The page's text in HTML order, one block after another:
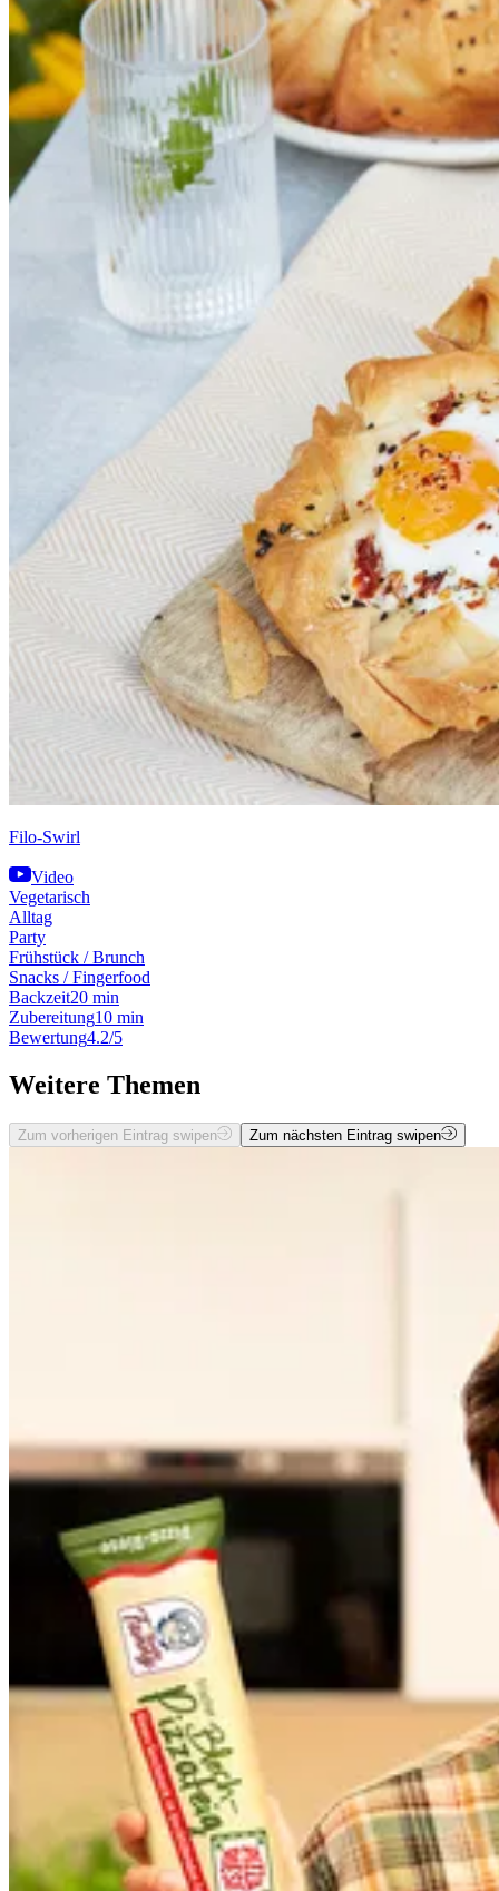
Filo-Swirl
Video
Vegetarisch
Alltag
Party
Frühstück / Brunch
Snacks / Fingerfood
Backzeit20 min
Zubereitung10 min
Bewertung4.2/5
Weitere Themen
Zum vorherigen Eintrag swipen Zum nächsten Eintrag swipen